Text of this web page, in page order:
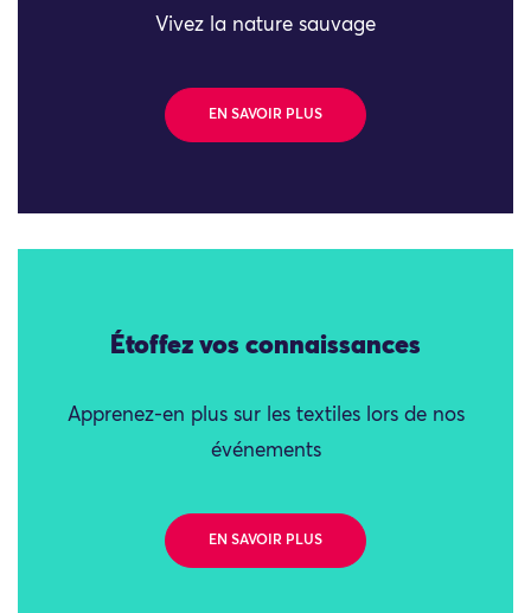
Vivez la nature sauvage
EN SAVOIR PLUS
Étoffez vos connaissances
Apprenez-en plus sur les textiles lors de nos
événements
EN SAVOIR PLUS